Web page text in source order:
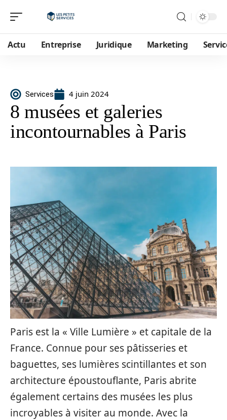
Actu Entreprise Juridique Marketing
Services 4 juin 2024
8 musées et galeries
incontournables à Paris
Paris est la « Ville Lumière » et capitale de la
France. Connue pour ses pâtisseries et
baguettes, ses lumières scintillantes et son
architecture époustouflante, Paris abrite
également certains des musées les plus
incroyables à visiter au monde. Avec la